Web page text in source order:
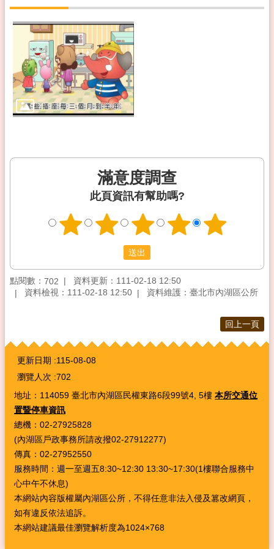
滿意度調查
此頁資訊有幫助嗎?
點閱數： 702
資料更新：111-02-18 12:50
資料檢視：111-02-18 12:50
資料維護：臺北市內湖區公所
回上一頁
:::
更新日期
115-08-08
瀏覽人次 702
地址：114059 臺北市內湖區民權東路6段99號4, 5樓 本所交通位
置暨停車資訊
總機：02-27925828
(內湖區戶政事務所請改撥02-27912277)
傳真：02-27952550
服務時間：週一至週五8:30~12:30 13:30~17:30(1樓聯合服務中
心中午不休息)
本網站內容版權屬內湖區公所，不得任意非法入侵及篡改網頁，
如有違反依法追訴。
本網站建議最佳瀏覽解析度為1024×768